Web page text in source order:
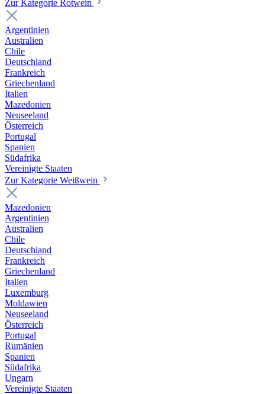
Zur Kategorie Rotwein
Argentinien
Australien
Chile
Deutschland
Frankreich
Griechenland
Italien
Mazedonien
Neuseeland
Österreich
Portugal
Spanien
Südafrika
Vereinigte Staaten
Zur Kategorie Weißwein
Mazedonien
Argentinien
Australien
Chile
Deutschland
Frankreich
Griechenland
Italien
Luxemburg
Moldawien
Neuseeland
Österreich
Portugal
Rumänien
Spanien
Südafrika
Ungarn
Vereinigte Staaten